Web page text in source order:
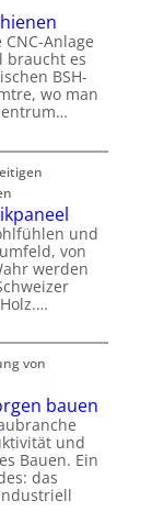
Anlage
braucht es
BSH-
wo man
und
von
werden
von
bauen
und
Bauen. Ein
das